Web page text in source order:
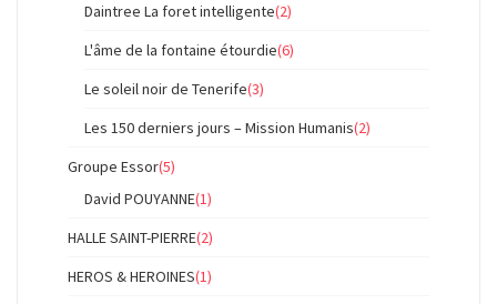
Daintree La foret intelligente(2)
L'âme de la fontaine étourdie(6)
Le soleil noir de Tenerife(3)
Les 150 derniers jours – Mission Humanis(2)
Groupe Essor(5)
David POUYANNE(1)
HALLE SAINT-PIERRE(2)
HEROS & HEROINES(1)